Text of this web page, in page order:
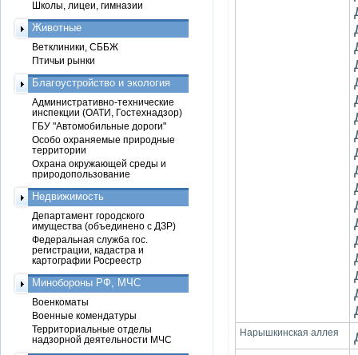
Нарышкинская аллея
Школы, лицеи, гимназии
Животные
Ветклиники, СББЖ
Птичьи рынки
Благоустройство и экология
Административно-технические
инспекции (ОАТИ, Гостехнадзор)
ГБУ "Автомобильные дороги"
Особо охраняемые природные
территории
Охрана окружающей среды и
природопользование
Недвижимость
Департамент городского
имущества (объединено с ДЗР)
Федеральная служба гос.
регистрации, кадастра и
картографии Росреестр
Минобороны РФ, МЧС
Военкоматы
Военные комендатуры
Территориальные отделы
надзорной деятельности МЧС